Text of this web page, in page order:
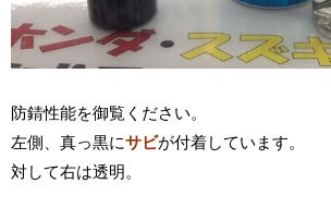
防錆性能を御覧ください。
左側、真っ黒にサビが付着しています。
対して右は透明。